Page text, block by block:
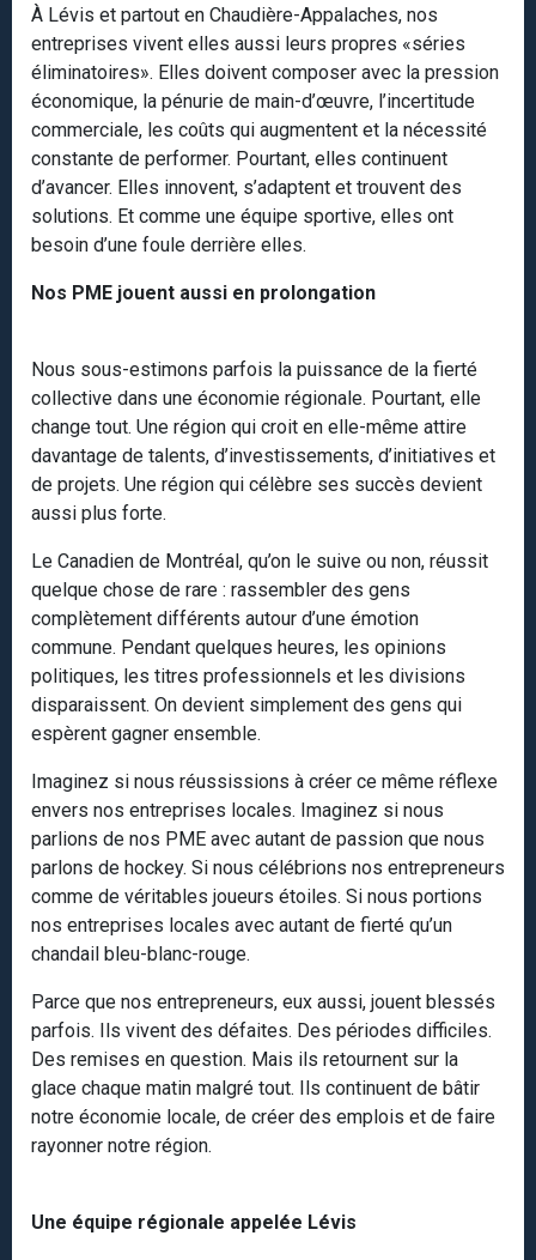
À Lévis et partout en Chaudière-Appalaches, nos
entreprises vivent elles aussi leurs propres «séries
éliminatoires». Elles doivent composer avec la pression
économique, la pénurie de main-d’œuvre, l’incertitude
commerciale, les coûts qui augmentent et la nécessité
constante de performer. Pourtant, elles continuent
d’avancer. Elles innovent, s’adaptent et trouvent des
solutions. Et comme une équipe sportive, elles ont
besoin d’une foule derrière elles.
Nos PME jouent aussi en prolongation
Nous sous-estimons parfois la puissance de la fierté
collective dans une économie régionale. Pourtant, elle
change tout. Une région qui croit en elle-même attire
davantage de talents, d’investissements, d’initiatives et
de projets. Une région qui célèbre ses succès devient
aussi plus forte.
Le Canadien de Montréal, qu’on le suive ou non, réussit
quelque chose de rare : rassembler des gens
complètement différents autour d’une émotion
commune. Pendant quelques heures, les opinions
politiques, les titres professionnels et les divisions
disparaissent. On devient simplement des gens qui
espèrent gagner ensemble.
Imaginez si nous réussissions à créer ce même réflexe
envers nos entreprises locales. Imaginez si nous
parlions de nos PME avec autant de passion que nous
parlons de hockey. Si nous célébrions nos entrepreneurs
comme de véritables joueurs étoiles. Si nous portions
nos entreprises locales avec autant de fierté qu’un
chandail bleu-blanc-rouge.
Parce que nos entrepreneurs, eux aussi, jouent blessés
parfois. Ils vivent des défaites. Des périodes difficiles.
Des remises en question. Mais ils retournent sur la
glace chaque matin malgré tout. Ils continuent de bâtir
notre économie locale, de créer des emplois et de faire
rayonner notre région.
Une équipe régionale appelée Lévis